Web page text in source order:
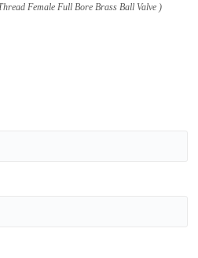
Female Full Bore Brass Ball Valve)